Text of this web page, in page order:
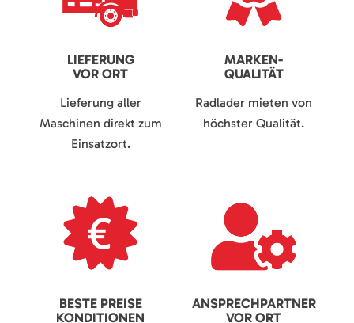
LIEFERUNG
VOR ORT
Lieferung aller
Maschinen direkt zum
Einsatzort.
MARKEN-
QUALITÄT
Radlader mieten von
höchster Qualität.
BESTE PREISE
KONDITIONEN
ANSPRECHPARTNER
VOR ORT